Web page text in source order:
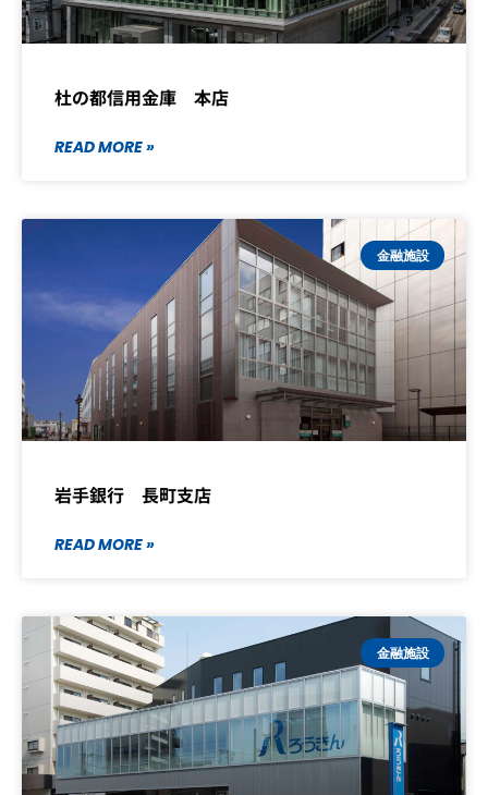
杜の都信用金庫 本店
READ MORE »
金融施設
岩手銀行 長町支店
READ MORE »
金融施設